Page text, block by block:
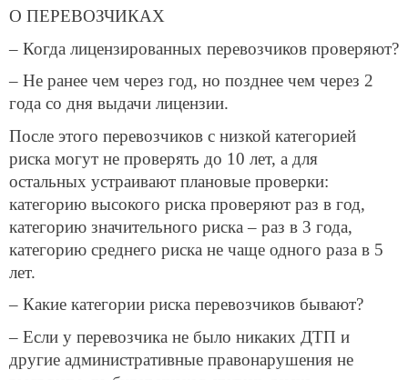
О ПЕРЕВОЗЧИКАХ
– Когда лицензированных перевозчиков проверяют?
– Не ранее чем через год, но позднее чем через 2
года со дня выдачи лицензии.
После этого перевозчиков с низкой категорией
риска могут не проверять до 10 лет, а для
остальных устраивают плановые проверки:
категорию высокого риска проверяют раз в год,
категорию значительного риска – раз в 3 года,
категорию среднего риска не чаще одного раза в 5
лет.
– Какие категории риска перевозчиков бывают?
– Если у перевозчика не было никаких ДТП и
другие административные правонарушения не